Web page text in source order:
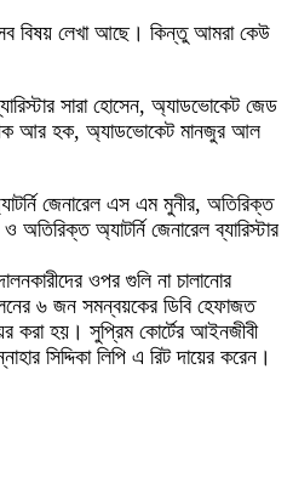
বিষয় লেখা আছে। কিন্তু আমরা কেউ
সারা হোসেন, অ্যাডভোকেট জেড
আর হক, অ্যাডভোকেট মানজুর আল
জেনারেল এস এম মুনীর, অতিরিক্ত
অতিরিক্ত অ্যাটর্নি জেনারেল ব্যারিস্টার
ওপর গুলি না চালানোর
৬ জন সমন্বয়কের ডিবি হেফাজত
করা হয়। সুপ্রিম কোর্টের আইনজীবী
সিদ্দিকা লিপি এ রিট দায়ের করেন।